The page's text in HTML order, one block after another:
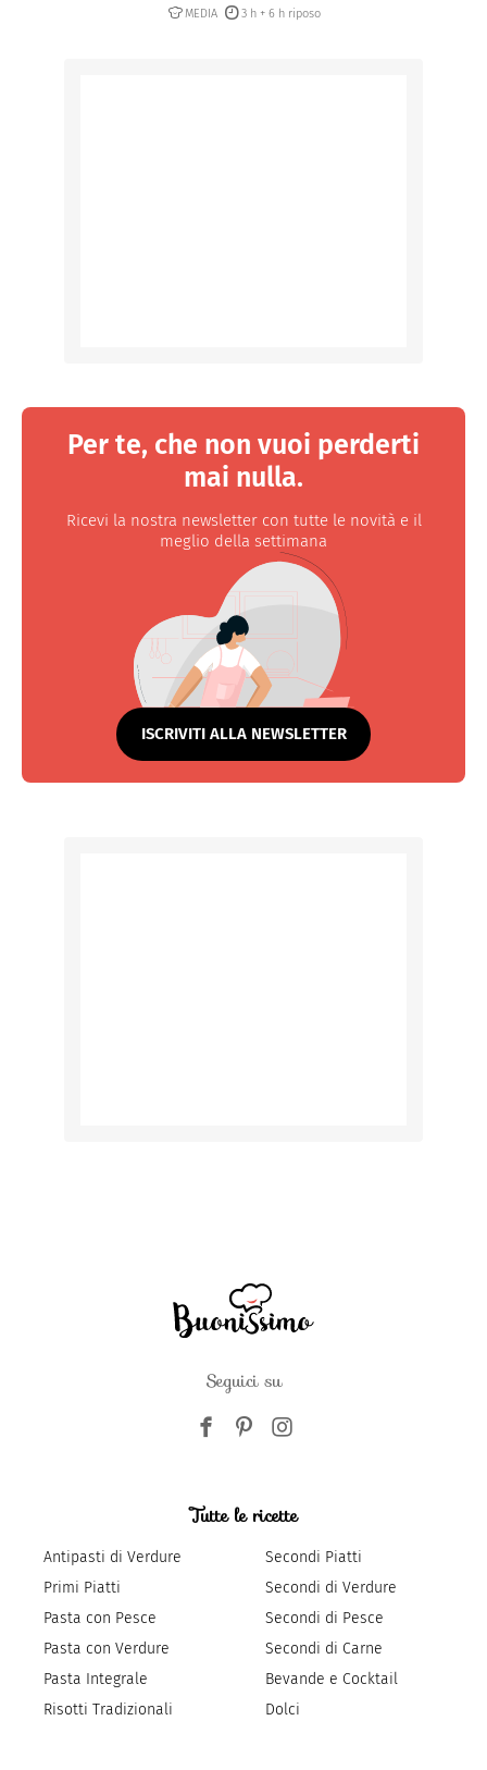
MEDIA 3 h + 6 h riposo
Per te, che non vuoi perderti
mai nulla.
Ricevi la nostra newsletter con tutte le novità e il
meglio della settimana
ISCRIVITI ALLA NEWSLETTER
Seguici su
Tutte le ricette
Antipasti di Verdure
Primi Piatti
Pasta con Pesce
Pasta con Verdure
Pasta Integrale
Risotti Tradizionali
Secondi Piatti
Secondi di Verdure
Secondi di Pesce
Secondi di Carne
Bevande e Cocktail
Dolci